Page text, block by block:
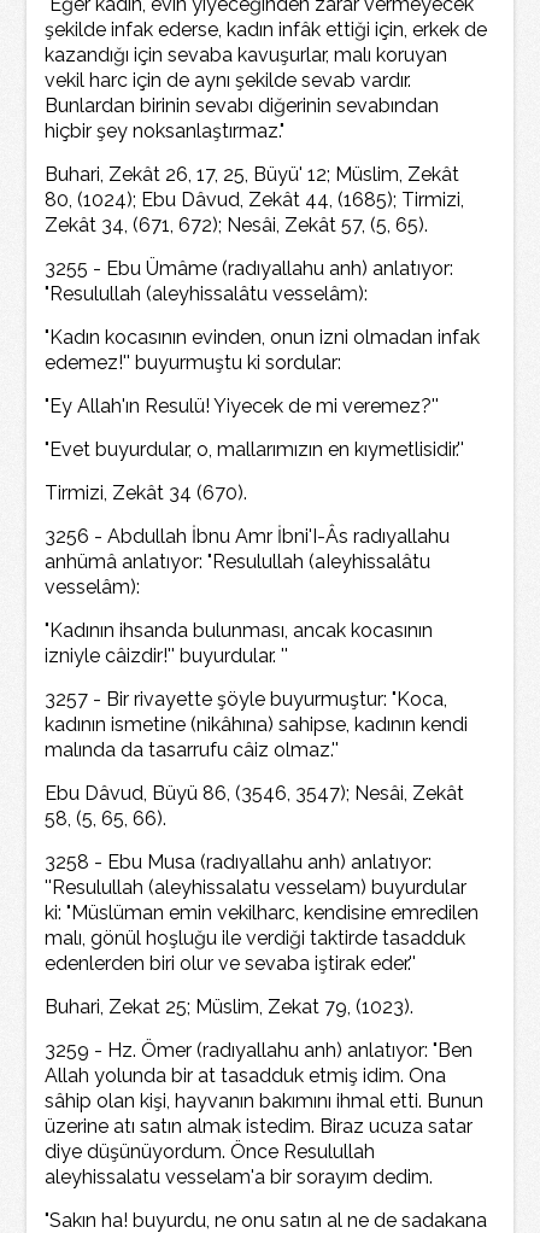
şekilde infak ederse, kadın infâk ettiği için, erkek de
kazandığı için sevaba kavuşurlar, malı koruyan
vekil harc için de aynı şekilde sevab vardır.
Bunlardan birinin sevabı diğerinin sevabından
hiçbir şey noksanlaştırmaz."
Buhari, Zekât 26, 17, 25, Büyü' 12; Müslim, Zekât
80, (1024); Ebu Dâvud, Zekât 44, (1685); Tirmizi,
Zekât 34, (671, 672); Nesâi, Zekât 57, (5, 65).
3255 - Ebu Ümâme (radıyallahu anh) anlatıyor:
"Resulullah (aleyhissalâtu vesselâm):
"Kadın kocasının evinden, onun izni olmadan infak
edemez!'' buyurmuştu ki sordular:
"Ey Allah'ın Resulü! Yiyecek de mi veremez?''
"Evet buyurdular, o, mallarımızın en kıymetlisidir.''
Tirmizi, Zekât 34 (670).
3256 - Abdullah İbnu Amr İbni'I-Âs radıyallahu
anhümâ anlatıyor: "Resulullah (aIeyhissalâtu
vesselâm):
"Kadının ihsanda bulunması, ancak kocasının
izniyle câizdir!'' buyurdular. ''
3257 - Bir rivayette şöyle buyurmuştur: "Koca,
kadının ismetine (nikâhına) sahipse, kadının kendi
malında da tasarrufu câiz olmaz.''
Ebu Dâvud, Büyü 86, (3546, 3547); Nesâi, Zekât
58, (5, 65, 66).
3258 - Ebu Musa (radıyallahu anh) anlatıyor:
''Resulullah (aleyhissalatu vesselam) buyurdular
ki: "Müslüman emin vekilharc, kendisine emredilen
malı, gönül hoşluğu ile verdiği taktirde tasadduk
edenlerden biri olur ve sevaba iştirak eder.''
Buhari, Zekat 25; Müslim, Zekat 79, (1023).
3259 - Hz. Ömer (radıyallahu anh) anlatıyor: "Ben
Allah yolunda bir at tasadduk etmiş idim. Ona
sâhip olan kişi, hayvanın bakımını ihmal etti. Bunun
üzerine atı satın almak istedim. Biraz ucuza satar
diye düşünüyordum. Önce Resulullah
aleyhissalatu vesselam'a bir sorayım dedim.
"Sakın ha! buyurdu, ne onu satın al ne de sadakana